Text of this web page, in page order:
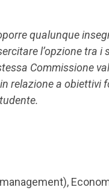
qualunque
l’opzione tra
Commissione
relazione a obiettivi